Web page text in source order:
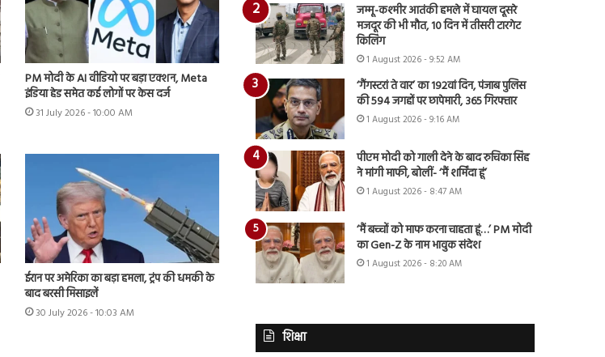
PM मोदी के AI वीडियो पर बड़ा एक्शन, Meta
इंडिया हेड समेत कई लोगों पर केस दर्ज
31 July 2026 - 10:00 AM
ईरान पर अमेरिका का बड़ा हमला, ट्रंप की धमकी के
बाद बरसी मिसाइलें
30 July 2026 - 10:03 AM
जम्मू-कश्मीर आतंकी हमले में घायल दूसरे
मजदूर की भी मौत, 10 दिन में तीसरी टारगेट
किलिंग
1 August 2026 - 9:52 AM
‘गैंगस्टरां ते वार’ का 192वां दिन, पंजाब पुलिस
की 594 जगहों पर छापेमारी, 365 गिरफ्तार
1 August 2026 - 9:16 AM
पीएम मोदी को गाली देने के बाद रुचिका सिंह
ने मांगी माफी, बोलीं- ‘मैं शर्मिंदा हूं’
1 August 2026 - 8:47 AM
‘मैं बच्चों को माफ करना चाहता हूं…’ PM मोदी
का Gen-Z के नाम भावुक संदेश
1 August 2026 - 8:20 AM
शिक्षा